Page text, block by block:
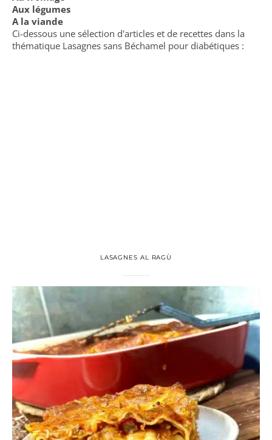
Aux légumes
A la viande
Ci-dessous une sélection d'articles et de recettes dans la
thématique Lasagnes sans Béchamel pour diabétiques :
LASAGNES AL RAGÙ